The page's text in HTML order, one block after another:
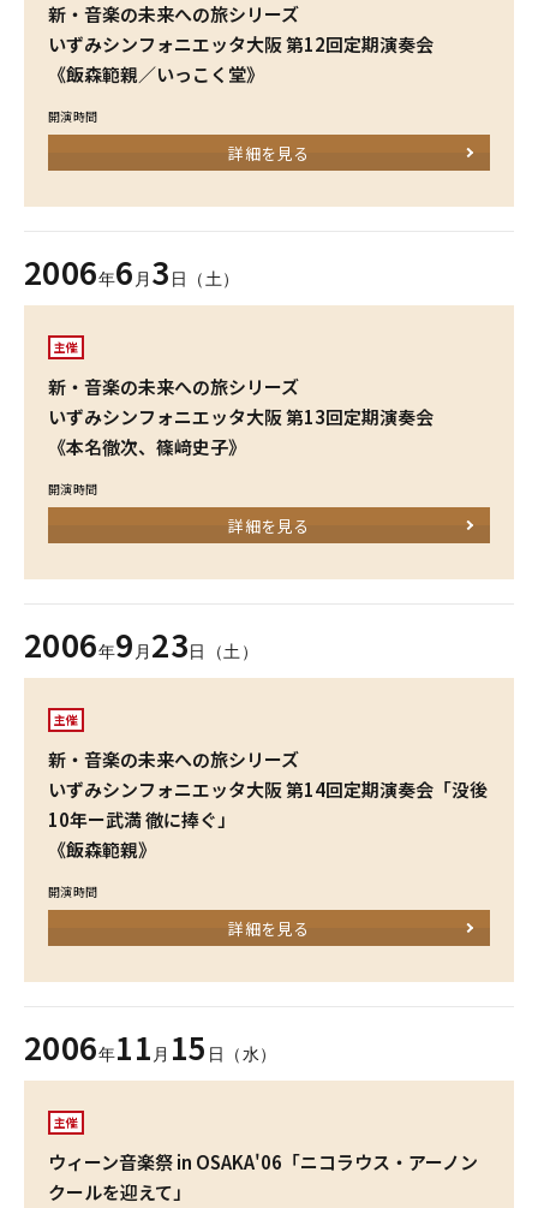
新・音楽の未来への旅シリーズ
いずみシンフォニエッタ大阪 第12回定期演奏会
《飯森範親／いっこく堂》
開演時間
詳細を見る
2006年6 月 3 日（土）
主催
新・音楽の未来への旅シリーズ
いずみシンフォニエッタ大阪 第13回定期演奏会
《本名徹次、篠﨑史子》
開演時間
詳細を見る
2006年9 月 23日（土）
主催
新・音楽の未来への旅シリーズ
いずみシンフォニエッタ大阪 第14回定期演奏会「没後
10年ー武満 徹に捧ぐ」
《飯森範親》
開演時間
詳細を見る
2006年11 月 15 日（水）
主催
ウィーン音楽祭 in OSAKA'06「ニコラウス・アーノン
クールを迎えて」